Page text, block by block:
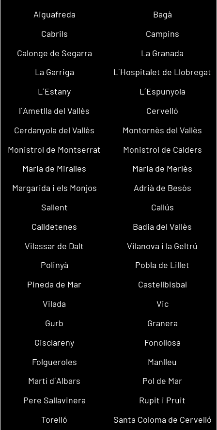
Aiguafreda
Bagà
Cabrils
Campins
Calonge de Segarra
La Granada
La Garriga
L´Hospitalet de Llobregat
L´Estany
L´Espunyola
l´Ametlla del Vallès
Cervelló
Cerdanyola del Vallès
Montornès del Vallès
Monistrol de Montserrat
Monistrol de Calders
Maria de Miralles
Maria de Merlès
Margarida i els Monjos
Adrià de Besòs
Sallent
Callús
Calldetenes
Badia del Vallès
Vilassar de Dalt
Vilanova i la Geltrú
Polinyà
Pobla de Lillet
Pineda de Mar
Castellbisbal
Vilada
Vic
Gurb
Granera
Gisclareny
Fonollosa
Folgueroles
Manlleu
Martí d´Albars
Pol de Mar
Pere Sallavinera
Rupit i Pruit
Torelló
Santa Coloma de Cervelló